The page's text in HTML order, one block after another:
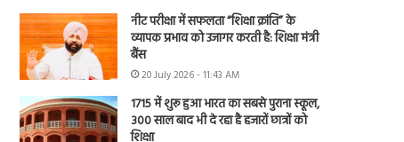
नीट परीक्षा में सफलता “शिक्षा क्रांति” के
व्यापक प्रभाव को उजागर करती है: शिक्षा मंत्री
बैंस
20 July 2026 - 11:43 AM
1715 में शुरू हुआ भारत का सबसे पुराना स्कूल,
300 साल बाद भी दे रहा है हजारों छात्रों को